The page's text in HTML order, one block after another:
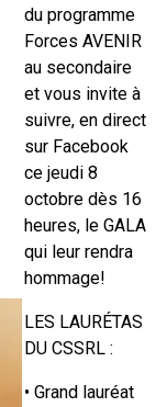
du programme
Forces AVENIR
au secondaire
et vous invite à
suivre, en direct
sur Facebook
ce jeudi 8
octobre dès 16
heures, le GALA
qui leur rendra
hommage!
LES LAURÉTAS
DU CSSRL :
• Grand lauréat